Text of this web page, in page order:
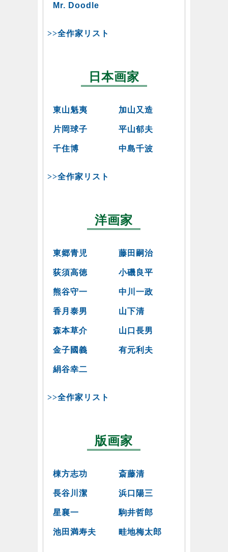
Mr. Doodle
>>全作家リスト
日本画家
東山魁夷 加山又造
片岡球子 平山郁夫
千住博 中島千波
>>全作家リスト
洋画家
東郷青児 藤田嗣治
荻須高徳 小磯良平
熊谷守一 中川一政
香月泰男 山下清
森本草介 山口長男
金子國義 有元利夫
絹谷幸二
>>全作家リスト
版画家
棟方志功 斎藤清
長谷川潔 浜口陽三
星襄一 駒井哲郎
池田満寿夫 畦地梅太郎